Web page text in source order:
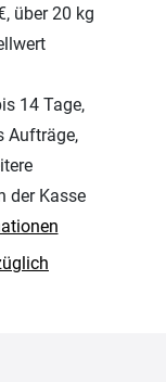
über 20 kg
14 Tage,
Aufträge,
der Kasse